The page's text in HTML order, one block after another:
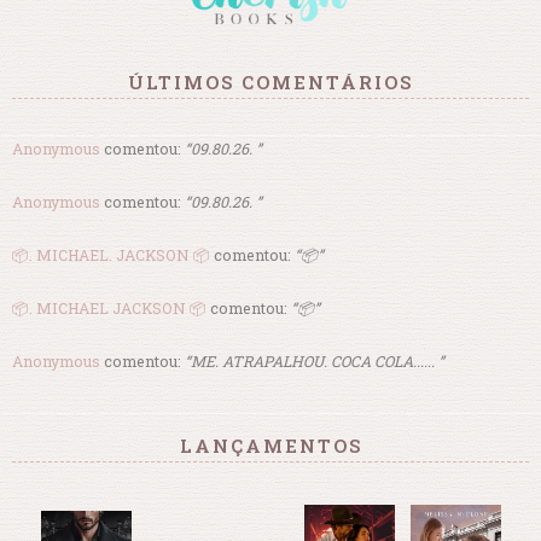
ÚLTIMOS COMENTÁRIOS
Anonymous comentou: “09.80.26. ”
Anonymous comentou: “09.80.26. ”
📦. MICHAEL. JACKSON 📦 comentou: “📦”
📦. MICHAEL JACKSON 📦 comentou: “📦”
Anonymous comentou: “ME. ATRAPALHOU. COCA COLA...... ”
LANÇAMENTOS